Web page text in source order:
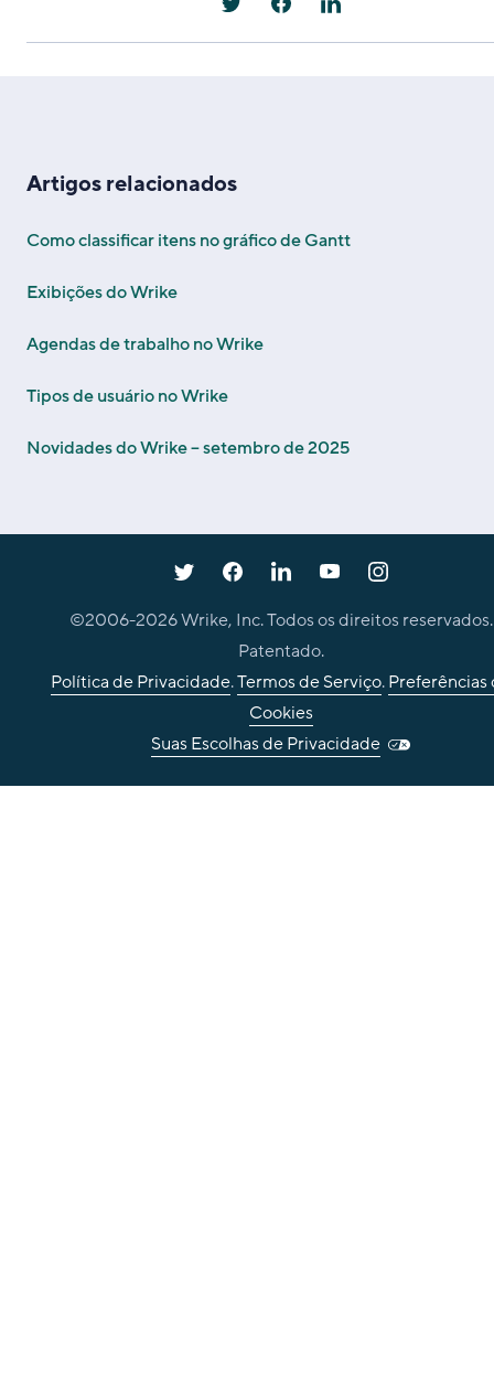
Artigos relacionados
Como classificar itens no gráfico de Gantt
Exibições do Wrike
Agendas de trabalho no Wrike
Tipos de usuário no Wrike
Novidades do Wrike – setembro de 2025
©2006-2026Wrike, Inc. Todos os direitos reservados.
Patentado.
Política de Privacidade.Termos de Serviço.Preferências
Cookies
Suas Escolhas de Privacidade